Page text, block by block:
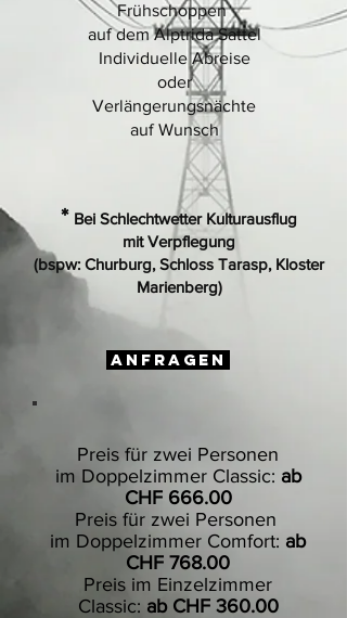
Frühschoppen
auf dem Alptrida Sattel
Individuelle Abreise
oder
Verlängerungsnächte
auf Wunsch
* Bei Schlechtwetter Kulturausflug
mit Verpflegung
(bspw: Churburg, Schloss Tarasp, Kloster
Marienberg)
ANFRAGEN
Preis für zwei Personen
im Doppelzimmer Classic: ab
CHF 666.00
Preis für zwei Personen
im Doppelzimmer Comfort: ab
CHF 768.00
Preis im Einzelzimmer
Classic: ab CHF 360.00